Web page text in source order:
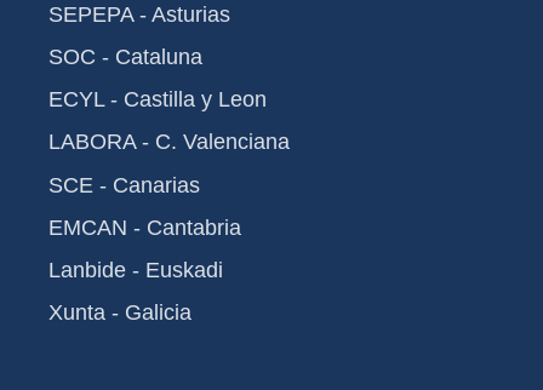
SEPEPA - Asturias
SOC - Cataluna
ECYL - Castilla y Leon
LABORA - C. Valenciana
SCE - Canarias
EMCAN - Cantabria
Lanbide - Euskadi
Xunta - Galicia